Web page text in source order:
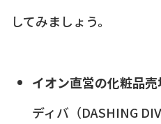
してみましょう。
イオン直営の化粧品売
ディバ（DASHING